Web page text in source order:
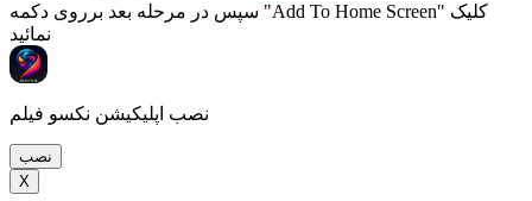
سپس در مرحله بعد برروی دکمه "Add To Home Screen" کلیک
نمائید
نصب اپلیکیشن نکسو فیلم
نصب
X